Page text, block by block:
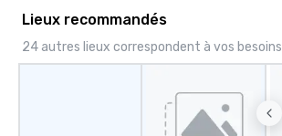
Lieux recommandés
24 autres lieux correspondent à vos besoins